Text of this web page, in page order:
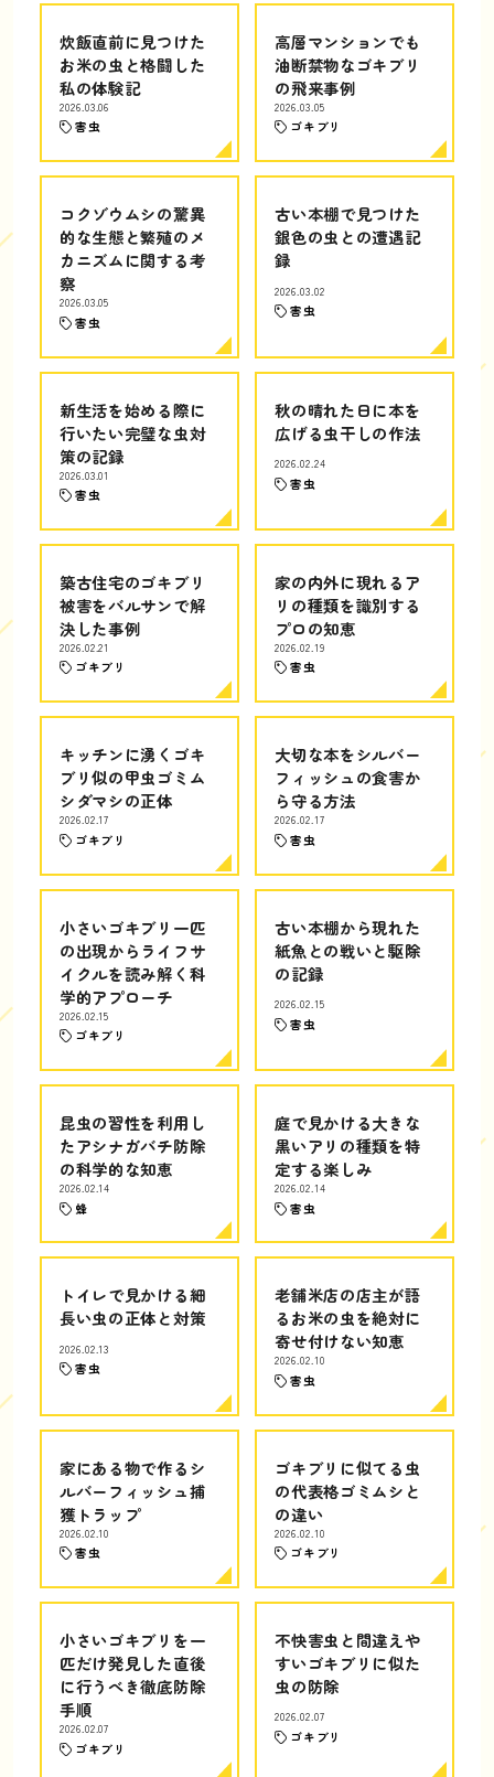
炊飯直前に見つけた
お米の虫と格闘した
私の体験記
2026.03.06
害虫
高層マンションでも
油断禁物なゴキブリ
の飛来事例
2026.03.05
ゴキブリ
コクゾウムシの驚異
的な生態と繁殖のメ
カニズムに関する考
察
2026.03.05
害虫
古い本棚で見つけた
銀色の虫との遭遇記
録
2026.03.02
害虫
新生活を始める際に
行いたい完璧な虫対
策の記録
2026.03.01
害虫
秋の晴れた日に本を
広げる虫干しの作法
2026.02.24
害虫
築古住宅のゴキブリ
被害をバルサンで解
決した事例
2026.02.21
ゴキブリ
家の内外に現れるア
リの種類を識別する
プロの知恵
2026.02.19
害虫
キッチンに湧くゴキ
ブリ似の甲虫ゴミム
シダマシの正体
2026.02.17
ゴキブリ
大切な本をシルバー
フィッシュの食害か
ら守る方法
2026.02.17
害虫
小さいゴキブリ一匹
の出現からライフサ
イクルを読み解く科
学的アプローチ
2026.02.15
ゴキブリ
古い本棚から現れた
紙魚との戦いと駆除
の記録
2026.02.15
害虫
昆虫の習性を利用し
たアシナガバチ防除
の科学的な知恵
2026.02.14
蜂
庭で見かける大きな
黒いアリの種類を特
定する楽しみ
2026.02.14
害虫
トイレで見かける細
長い虫の正体と対策
2026.02.13
害虫
老舗米店の店主が語
るお米の虫を絶対に
寄せ付けない知恵
2026.02.10
害虫
家にある物で作るシ
ルバーフィッシュ捕
獲トラップ
2026.02.10
害虫
ゴキブリに似てる虫
の代表格ゴミムシと
の違い
2026.02.10
ゴキブリ
小さいゴキブリを一
匹だけ発見した直後
に行うべき徹底防除
手順
2026.02.07
ゴキブリ
不快害虫と間違えや
すいゴキブリに似た
虫の防除
2026.02.07
ゴキブリ